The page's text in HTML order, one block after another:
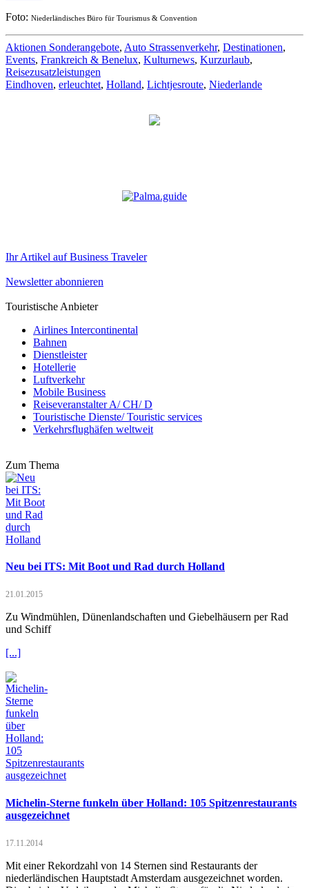
Foto: Niederländisches Büro für Tourismus & Convention
Aktionen Sonderangebote, Auto Strassenverkehr, Destinationen,
Events, Frankreich & Benelux, Kulturnews, Kurzurlaub,
Reisezusatzleistungen
Eindhoven, erleuchtet, Holland, Lichtjesroute, Niederlande
Ihr Artikel auf Business Traveler
Newsletter abonnieren
Touristische Anbieter
Airlines Intercontinental
Bahnen
Dienstleister
Hotellerie
Luftverkehr
Mobile Business
Reiseveranstalter A/ CH/ D
Touristische Dienste/ Touristic services
Verkehrsflughäfen weltweit
Zum Thema
Neu bei ITS: Mit Boot und Rad durch Holland
21.01.2015
Zu Windmühlen, Dünenlandschaften und Giebelhäusern per Rad
und Schiff
[...]
Michelin-Sterne funkeln über Holland: 105 Spitzenrestaurants
ausgezeichnet
17.11.2014
Mit einer Rekordzahl von 14 Sternen sind Restaurants der
niederländischen Hauptstadt Amsterdam ausgezeichnet worden.